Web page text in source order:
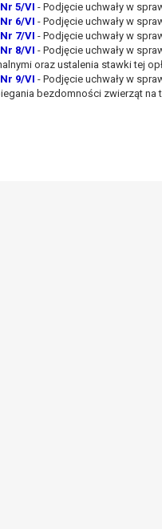
Nr 5/VI - Podjęcie uchwały w
Nr 6/VI - Podjęcie uchwały w
Nr 7/VI - Podjęcie uchwały w
Nr 8/VI - Podjęcie uchwały w
oraz ustalenia stawki tej
Nr 9/VI - Podjęcie uchwały w
bezdomności zwierząt na
a także obowiązków i
lub innej osoby
lub w ramach
są wyłącznie na
w pkt. 3, dane osobowe
na podstawie
niezbędny do realizacji
zgody osoby, której
zawarcia i realizacji
dla zabezpieczenia
od momentu
i konieczności
osobowych przysługuje
ich kopii na podstawie art. 15
art. 16 RODO,
prawo do bycia
były zebrane lub w inny
na przetwarzanie danych
z prawem,
się z obowiązku